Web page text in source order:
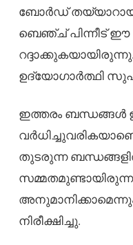
ബോർഡ്
ബെഞ്ച് പിന്നീട് ഈ
ഉദ്യോഗാർത്ഥി
ഇത്തരം ബന്ധങ്ങൾ
തുടരുന്ന
നിരീക്ഷിച്ചു.